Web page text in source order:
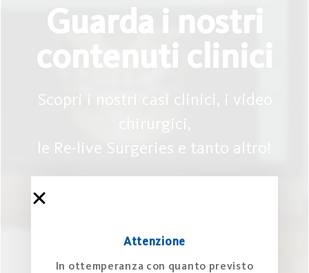
Guarda i nostri
contenuti clinici
Scopri i nostri casi clinici, i video
chirurgici,
le Re-live Surgeries e tanto altro!
Attenzione
In ottemperanza con quanto previsto